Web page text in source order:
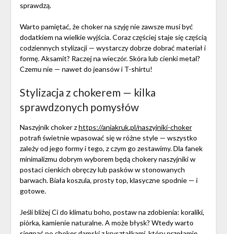
sprawdzą.
Warto pamiętać, że choker na szyję nie zawsze musi być
dodatkiem na wielkie wyjścia. Coraz częściej staje się częścią
codziennych stylizacji — wystarczy dobrze dobrać materiał i
formę. Aksamit? Raczej na wieczór. Skóra lub cienki metal?
Czemu nie — nawet do jeansów i T-shirtu!
Stylizacja z chokerem — kilka
sprawdzonych pomysłów
Naszyjnik choker zhttps://aniakruk.pl/naszyjniki-choker
potrafi świetnie wpasować się w różne style — wszystko
zależy od jego formy i tego, z czym go zestawimy. Dla fanek
minimalizmu dobrym wyborem będą chokery naszyjniki w
postaci cienkich obręczy lub pasków w stonowanych
barwach. Biała koszula, prosty top, klasyczne spodnie — i
gotowe.
Jeśli bliżej Ci do klimatu boho, postaw na zdobienia: koraliki,
piórka, kamienie naturalne. A może błysk? Wtedy warto